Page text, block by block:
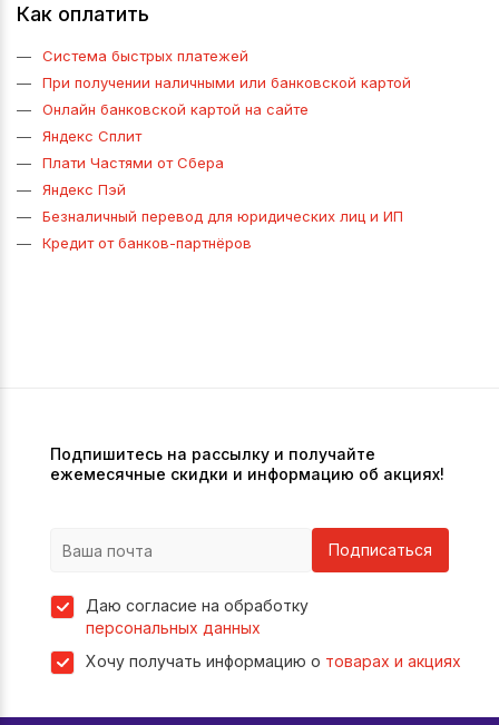
Как оплатить
Система быстрых платежей
При получении наличными или банковской картой
Онлайн банковской картой на сайте
Яндекс Сплит
Плати Частями от Сбера
Яндекс Пэй
Безналичный перевод для юридических лиц и ИП
Кредит от банков-партнёров
Подпишитесь на рассылку и получайте
ежемесячные скидки и информацию об акциях!
Подписаться
Даю согласие на обработку
персональных данных
Хочу получать информацию о товарах и акциях